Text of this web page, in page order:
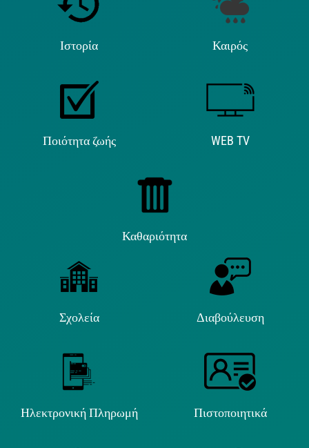
Ιστορία Καιρός
Ποιότητα ζωής WEB TV
Καθαριότητα
Σχολεία Διαβούλευση
Ηλεκτρονική Πληρωμή Πιστοποιητικά